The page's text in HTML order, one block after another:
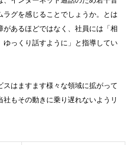
ラグを感じることでしょうか。とは
があるほどではなく、社員には「相
ゆっくり話すように」と指導してい
スはますます様々な領域に拡がって
社もその動きに乗り遅れないようリ